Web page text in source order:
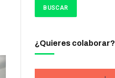
¿Quieres colaborar?